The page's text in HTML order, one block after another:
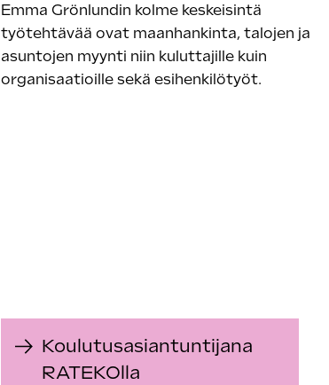
Emma Grönlundin kolme keskeisintä
työtehtävää ovat maanhankinta, talojen ja
asuntojen myynti niin kuluttajille kuin
organisaatioille sekä esihenkilötyöt.
Koulutusasiantuntijana
RATEKOlla